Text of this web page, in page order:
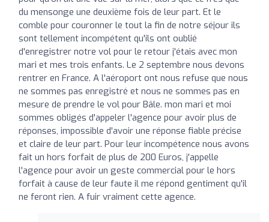
du mensonge une deuxième fois de leur part. Et le
comble pour couronner le tout la fin de notre séjour ils
sont tellement incompétent qu'ils ont oublié
d'enregistrer notre vol pour le retour j'étais avec mon
mari et mes trois enfants. Le 2 septembre nous devons
rentrer en France. A l'aéroport ont nous refuse que nous
ne sommes pas enregistré et nous ne sommes pas en
mesure de prendre le vol pour Bâle. mon mari et moi
sommes obligés d'appeler l'agence pour avoir plus de
réponses, impossible d'avoir une réponse fiable précise
et claire de leur part. Pour leur incompétence nous avons
fait un hors forfait de plus de 200 Euros, j'appelle
l'agence pour avoir un geste commercial pour le hors
forfait à cause de leur faute il me répond gentiment qu'il
ne feront rien. A fuir vraiment cette agence.